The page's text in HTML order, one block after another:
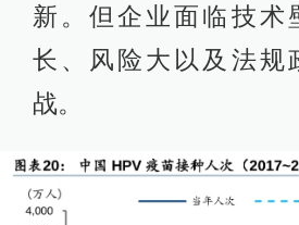
新。但企业面临技术
长、风险大以及法规
战。